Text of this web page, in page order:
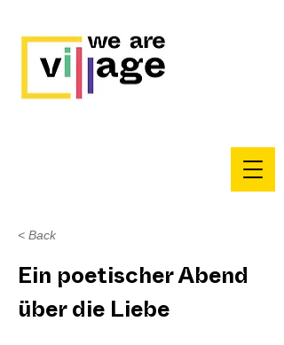
< Back
Ein poetischer Abend
über die Liebe